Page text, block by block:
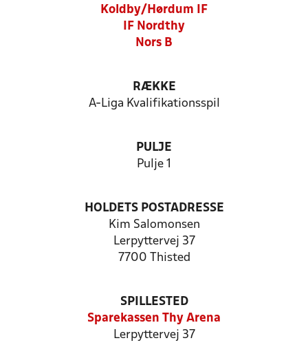
Koldby/Hørdum IF
IF Nordthy
Nors B
RÆKKE
A-Liga Kvalifikationsspil
PULJE
Pulje 1
HOLDETS POSTADRESSE
Kim Salomonsen
Lerpyttervej 37
7700 Thisted
SPILLESTED
Sparekassen Thy Arena
Lerpyttervej 37